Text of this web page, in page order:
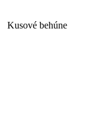
Kusové behúne